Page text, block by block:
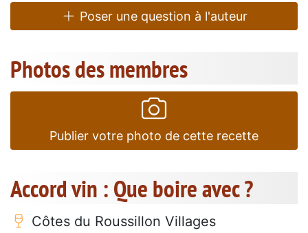
Poser une question à l'auteur
Photos des membres
Publier votre photo de cette recette
Accord vin : Que boire avec ?
Côtes du Roussillon Villages